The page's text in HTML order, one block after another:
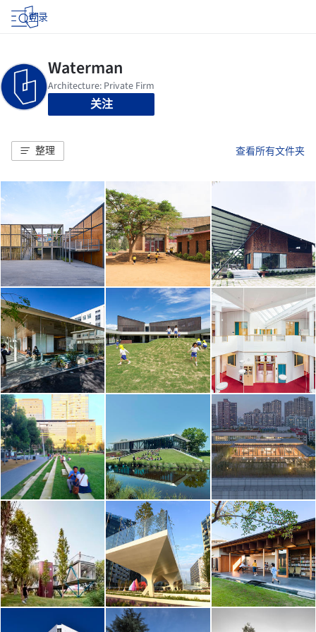
登录
关注
整理 查看所有文件夹